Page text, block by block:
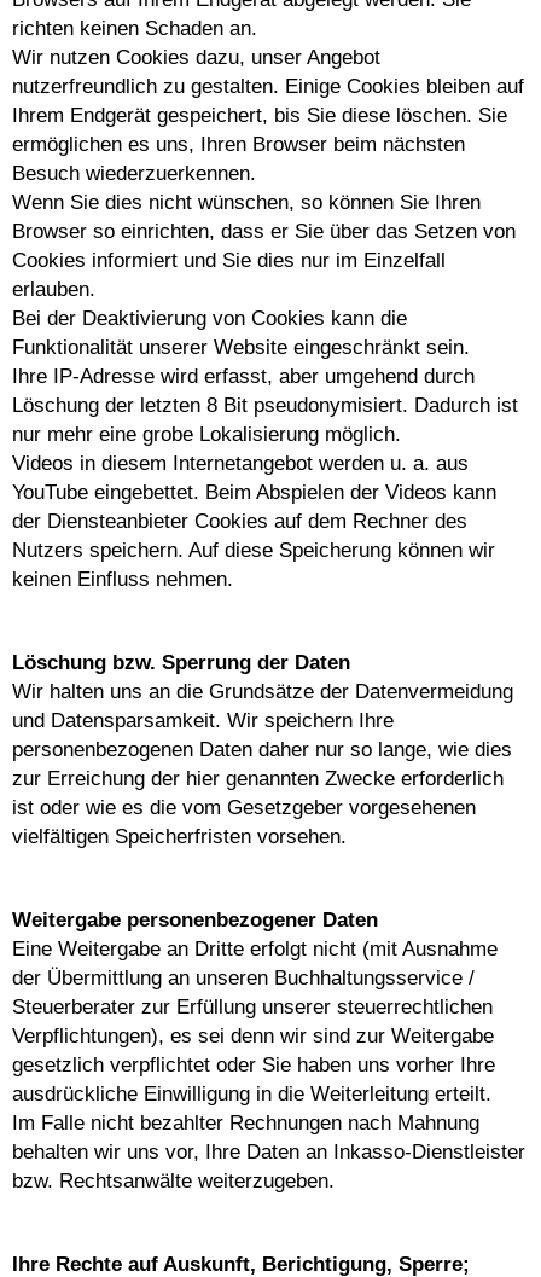
richten keinen Schaden an.
Wir nutzen Cookies dazu, unser Angebot
nutzerfreundlich zu gestalten. Einige Cookies bleiben auf
Ihrem Endgerät gespeichert, bis Sie diese löschen. Sie
ermöglichen es uns, Ihren Browser beim nächsten
Besuch wiederzuerkennen.
Wenn Sie dies nicht wünschen, so können Sie Ihren
Browser so einrichten, dass er Sie über das Setzen von
Cookies informiert und Sie dies nur im Einzelfall
erlauben.
Bei der Deaktivierung von Cookies kann die
Funktionalität unserer Website eingeschränkt sein.
Ihre IP-Adresse wird erfasst, aber umgehend durch
Löschung der letzten 8 Bit pseudonymisiert. Dadurch ist
nur mehr eine grobe Lokalisierung möglich.
Videos in diesem Internetangebot werden u. a. aus
YouTube eingebettet. Beim Abspielen der Videos kann
der Diensteanbieter Cookies auf dem Rechner des
Nutzers speichern. Auf diese Speicherung können wir
keinen Einfluss nehmen.
Löschung bzw. Sperrung der Daten
Wir halten uns an die Grundsätze der Datenvermeidung
und Datensparsamkeit. Wir speichern Ihre
personenbezogenen Daten daher nur so lange, wie dies
zur Erreichung der hier genannten Zwecke erforderlich
ist oder wie es die vom Gesetzgeber vorgesehenen
vielfältigen Speicherfristen vorsehen.
Weitergabe personenbezogener Daten
Eine Weitergabe an Dritte erfolgt nicht (mit Ausnahme
der Übermittlung an unseren Buchhaltungsservice /
Steuerberater zur Erfüllung unserer steuerrechtlichen
Verpflichtungen), es sei denn wir sind zur Weitergabe
gesetzlich verpflichtet oder Sie haben uns vorher Ihre
ausdrückliche Einwilligung in die Weiterleitung erteilt.
Im Falle nicht bezahlter Rechnungen nach Mahnung
behalten wir uns vor, Ihre Daten an Inkasso-Dienstleister
bzw. Rechtsanwälte weiterzugeben.
Ihre Rechte auf Auskunft, Berichtigung, Sperre;